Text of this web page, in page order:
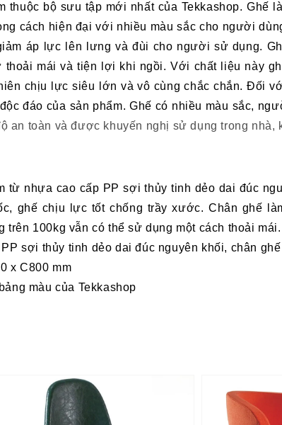
thuộc bộ sưu tập mới nhất của Tekkashop. Ghế
cách hiện đại với nhiều màu sắc cho người
áp lực lên lưng và đùi cho người sử dụng.
thoải mái và tiện lợi khi ngồi. Với chất liệu này
chịu lực siêu lớn và vô cùng chắc chắn. Đối
đáo của sản phẩm. Ghế có nhiều màu sắc,
an toàn và được khuyến nghị sử dụng trong nhà,
từ nhựa cao cấp PP sợi thủy tinh dẻo dai đúc
ghế chịu lực tốt chống trầy xước. Chân ghế
100kg vẫn có thể sử dụng một cách thoải mái.
sợi thủy tinh dẻo dai đúc nguyên khối, chân
x C800 mm
màu của Tekkashop